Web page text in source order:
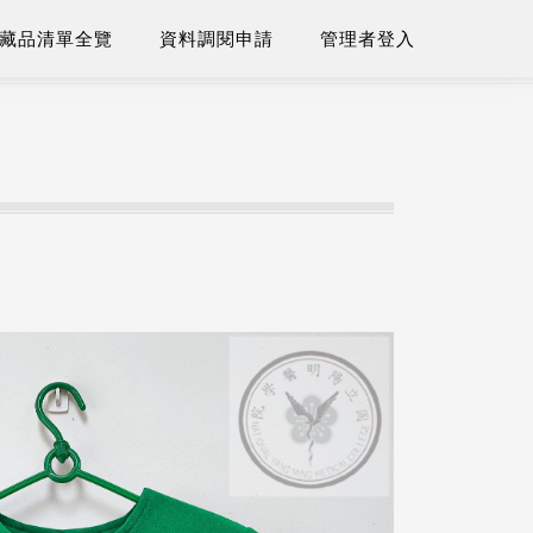
品清單全覽 資料調閱申請 管理者登入